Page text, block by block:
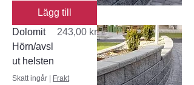
Lägg till
Dolomit
Hörn/avsl
ut helsten
Pris
243,00 kr
Skatt ingår Frakt